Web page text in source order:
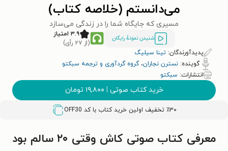
‌می‌دانستم (خلاصه کتاب)
مسیری که جایگاه شما را در زندگی می‌سازد
شنیدن نمونۀ رایگان
۳.۹ امتیاز
(از ۲۷ رأی)
پدیدآورندگان: تینا سیلیگ
گوینده: نسترن نجاران،گروه گردآوری و ترجمه سبکتو
انتشارات: سبکتو
خرید کتاب صوتی | ۱۹,۸۰۰ تومان
٪۳۰ تخفیف اولین خرید کتاب با کد OFF30
معرفی کتاب صوتی کاش وقتی ۲۰ سالم بود